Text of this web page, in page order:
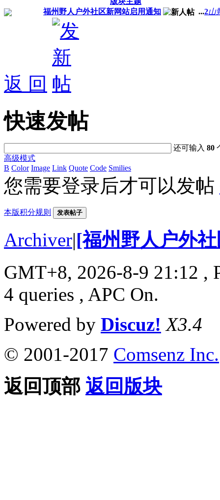
福州野人户外社区新网站启用通知
...2山
返 回
快速发帖
还可输入80
高级模式
B Color Image Link Quote Code Smilies
您需要登录后才可以发帖
本版积分规则 发表帖子
Archiver|[福州野人户外
GMT+8, 2026-8-9 21:12 ,
4 queries , APC On.
Powered by Discuz! X3.4
© 2001-2017 Comsenz Inc.
返回顶部 返回版块